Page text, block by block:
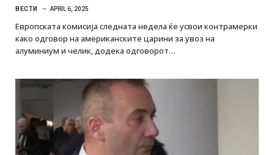
ВЕСТИ APRIL 6, 2025
Европската комисија следната недела ќе усвои контрамерки
како одговор на американските царини за увоз на
алуминиум и челик, додека одговорот…